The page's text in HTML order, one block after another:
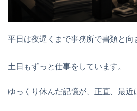
平日は夜遅くまで事務所で書類と向
土日もずっと仕事をしています。
ゆっくり休んだ記憶が、正直、最近